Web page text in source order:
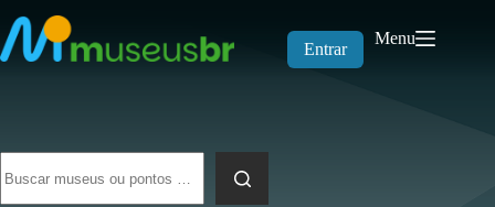
para
o
conteúdo
Entrar
Menu
resultados